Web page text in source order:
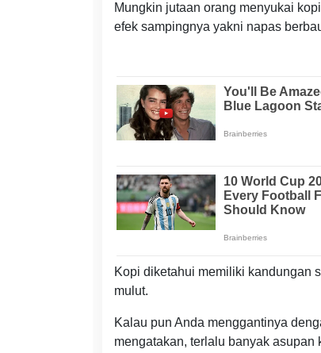
Mungkin jutaan orang menyukai
efek sampingnya yakni napas
Kopi diketahui memiliki kandungan
mulut.
Kalau pun Anda menggantinya
mengatakan, terlalu banyak